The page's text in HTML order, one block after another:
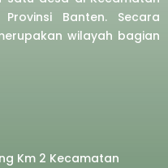
Banten. Secara
wilayah bagian
Km 2 Kecamatan